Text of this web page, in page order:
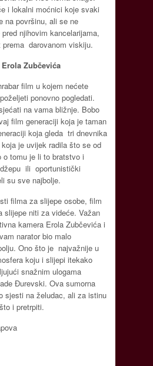
i lokalni moćnici koje svaki
na površinu, ali se ne
njihovim kancelarijama,
prema darovanom viskiju.
Zubčevića
film u kojem nećete
ponovno pogledati.
na vama bližnje. Bobo
film generaciji koja je taman
koja gleda tri dnevnika
je uvijek radila što se od
o tomu je li to bratstvo i
ili oportunistički
su sve najbolje.
filma za slijepe osobe, film
slijepe niti za videće. Važan
kamera Erola Zubčevića i
narator bio malo
Ono što je najvažnije u
koju i slijepi itekako
snažnim ulogama
Đurevski. Ova sumorna
sjesti na želudac, ali za istinu
i pretrpiti.